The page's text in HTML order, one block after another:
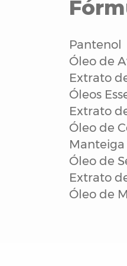
Pantenol
Óleo de
Extrato
Óleos
Extrato
Óleo de
Óleo de
Extrato
Óleo de